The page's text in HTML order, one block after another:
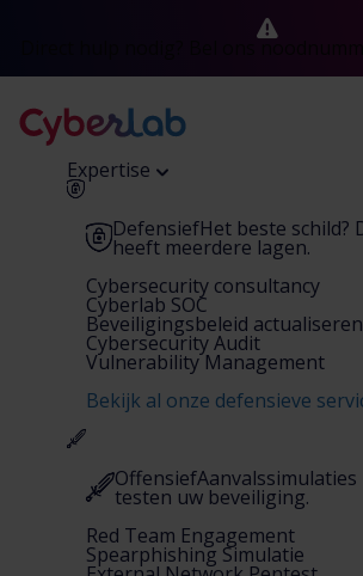
Expertise
DefensiefHet beste schild?
heeft meerdere lagen.
Cybersecurity consultancy
Cyberlab SOC
Beveiligingsbeleid actualiseren
Cybersecurity Audit
Vulnerability Management
Bekijk al onze defensieve
OffensiefAanvalssimulaties
testen uw beveiliging.
Red Team Engagement
Spearphishing Simulatie